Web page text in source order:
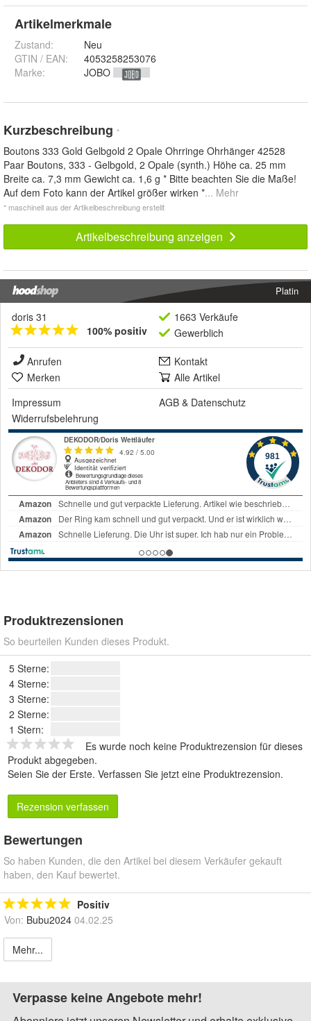
Artikelmerkmale
Zustand:
Neu
GTIN / EAN:
4053258253076
Marke:
JOBO
Kurzbeschreibung *
Boutons 333 Gold Gelbgold 2 Opale Ohrringe Ohrhänger 42528
Paar Boutons, 333 - Gelbgold, 2 Opale (synth.) Höhe ca. 25 mm
Breite ca. 7,3 mm Gewicht ca. 1,6 g * Bitte beachten Sie die Maße!
Auf dem Foto kann der Artikel größer wirken *... Mehr
* maschinell aus der Artikelbeschreibung erstellt
Artikelbeschreibung anzeigen
Platin
doris 31
100% positiv
1663 Verkäufe
Gewerblich
Anrufen
Kontakt
Merken
Alle Artikel
Impressum
AGB & Datenschutz
Widerrufsbelehrung
Produktrezensionen
So beurteilen Kunden dieses Produkt.
5 Sterne:
4 Sterne:
3 Sterne:
2 Sterne:
1 Stern:
Es wurde noch keine Produktrezension für dieses
Produkt abgegeben.
Seien Sie der Erste. Verfassen Sie jetzt eine Produktrezension.
Rezension verfassen
Bewertungen
So haben Kunden, die den Artikel bei diesem Verkäufer gekauft
haben, den Kauf bewertet.
Positiv
Von: Bubu2024 04.02.25
Mehr...
Verpasse keine Angebote mehr!